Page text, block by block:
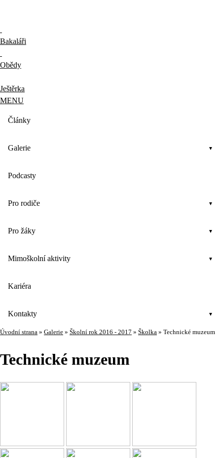
Bakaláři
Obědy
Ještěrka
MENU
Články
Galerie
Podcasty
Pro rodiče
Pro žáky
Mimoškolní aktivity
Kariéra
Kontakty
Úvodní strana » Galerie » Školní rok 2016 - 2017 » Školka » Technické muzeum
Technické muzeum